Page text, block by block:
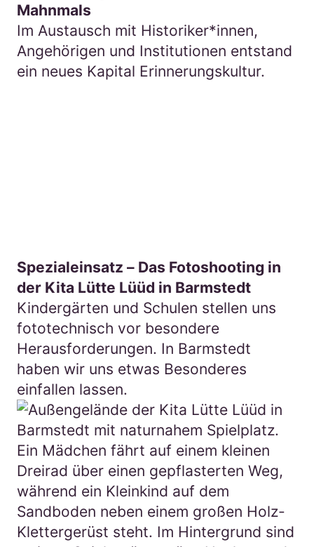
Mahnmals
Im Austausch mit Historiker*innen,
Angehörigen und Institutionen entstand
ein neues Kapital Erinnerungskultur.
Spezialeinsatz – Das Fotoshooting in
der Kita Lütte Lüüd in Barmstedt
Kindergärten und Schulen stellen uns
fototechnisch vor besondere
Herausforderungen. In Barmstedt
haben wir uns etwas Besonderes
einfallen lassen.